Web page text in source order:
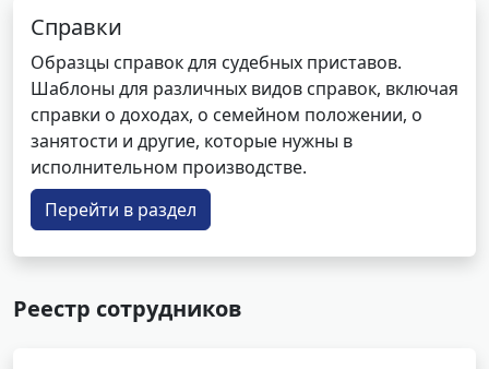
Справки
Образцы справок для судебных приставов.
Шаблоны для различных видов справок, включая
справки о доходах, о семейном положении, о
занятости и другие, которые нужны в
исполнительном производстве.
Перейти в раздел
Реестр сотрудников